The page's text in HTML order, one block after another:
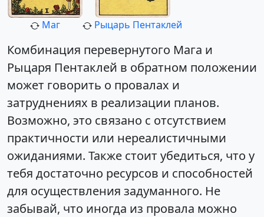
Маг Рыцарь Пентаклей
Комбинация перевернутого Мага и
Рыцаря Пентаклей в обратном положении
может говорить о провалах и
затруднениях в реализации планов.
Возможно, это связано с отсутствием
практичности или нереалистичными
ожиданиями. Также стоит убедиться, что у
тебя достаточно ресурсов и способностей
для осуществления задуманного. Не
забывай, что иногда из провала можно